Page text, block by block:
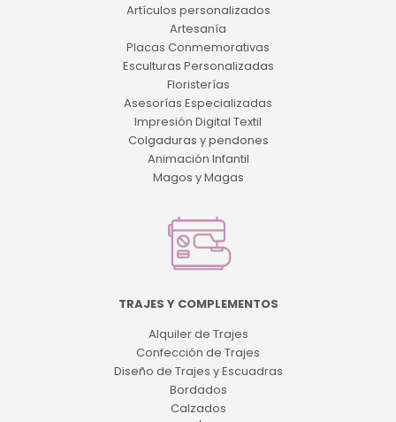
Artículos personalizados
Artesanía
Placas Conmemorativas
Esculturas Personalizadas
Floristerías
Asesorías Especializadas
Impresión Digital Textil
Colgaduras y pendones
Animación Infantil
Magos y Magas
TRAJES Y COMPLEMENTOS
Alquiler de Trajes
Confección de Trajes
Diseño de Trajes y Escuadras
Bordados
Calzados